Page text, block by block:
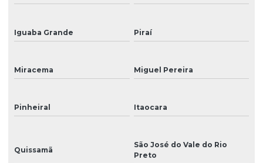
Placa mãe
Plotter de impressão
Plotter de impressão para impressão de banners
Iguaba Grande Piraí
Miracema Miguel Pereira
Pinheiral Itaocara
Quissamã
São José do Vale do Rio
Preto